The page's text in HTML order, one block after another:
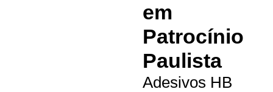
em
Patrocínio
Paulista
Adesivos HB